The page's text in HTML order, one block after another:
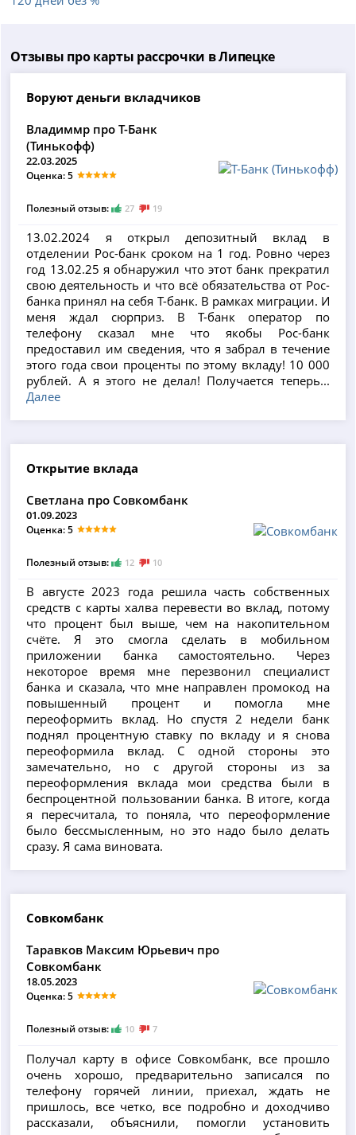
Отзывы про карты рассрочки в Липецке
Воруют деньги вкладчиков
Владиммр про Т-Банк
(Тинькофф)
22.03.2025
Оценка: 5
Полезный отзыв: 27 19
13.02.2024 я открыл депозитный вклад в
отделении Рос-банк сроком на 1 год. Ровно через
год 13.02.25 я обнаружил что этот банк прекратил
свою деятельность и что всё обязательства от Рос-
банка принял на себя Т-банк. В рамках миграции. И
меня ждал сюрприз. В Т-банк оператор по
телефону сказал мне что якобы Рос-банк
предоставил им сведения, что я забрал в течение
этого года свои проценты по этому вкладу! 10 000
рублей. А я этого не делал! Получается теперь...
Далее
Открытие вклада
Светлана про Совкомбанк
01.09.2023
Оценка: 5
Полезный отзыв: 12 10
В августе 2023 года решила часть собственных
средств с карты халва перевести во вклад, потому
что процент был выше, чем на накопительном
счёте. Я это смогла сделать в мобильном
приложении банка самостоятельно. Через
некоторое время мне перезвонил специалист
банка и сказала, что мне направлен промокод на
повышенный процент и помогла мне
переоформить вклад. Но спустя 2 недели банк
поднял процентную ставку по вкладу и я снова
переоформила вклад. С одной стороны это
замечательно, но с другой стороны из за
переоформления вклада мои средства были в
беспроцентной пользовании банка. В итоге, когда
я пересчитала, то поняла, что переоформление
было бессмысленным, но это надо было делать
сразу. Я сама виновата.
Совкомбанк
Таравков Максим Юрьевич про
Совкомбанк
18.05.2023
Оценка: 5
Полезный отзыв: 10 7
Получал карту в офисе Совкомбанк, все прошло
очень хорошо, предварительно записался по
телефону горячей линии, приехал, ждать не
пришлось, все четко, все подробно и доходчиво
рассказали, объяснили, помогли установить